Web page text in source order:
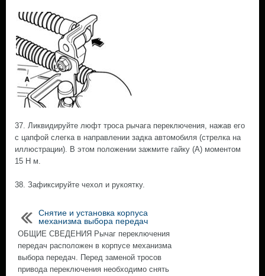
37. Ликвидируйте люфт троса рычага переключения, нажав его
с цапфой слегка в направлении задка автомобиля (стрелка на
иллюстрации). В этом положении зажмите гайку (А) моментом
15 Н м.
38. Зафиксируйте чехол и рукоятку.
Снятие и установка корпуса
механизма выбора передач
ОБЩИЕ СВЕДЕНИЯ Рычаг переключения
передач расположен в корпусе механизма
выбора передач. Перед заменой тросов
привода переключения необходимо снять